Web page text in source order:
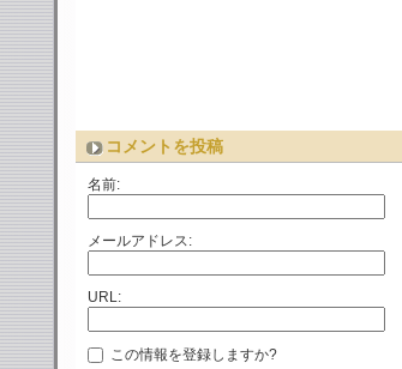
コメントを投稿
名前:
メールアドレス:
URL:
この情報を登録しますか?